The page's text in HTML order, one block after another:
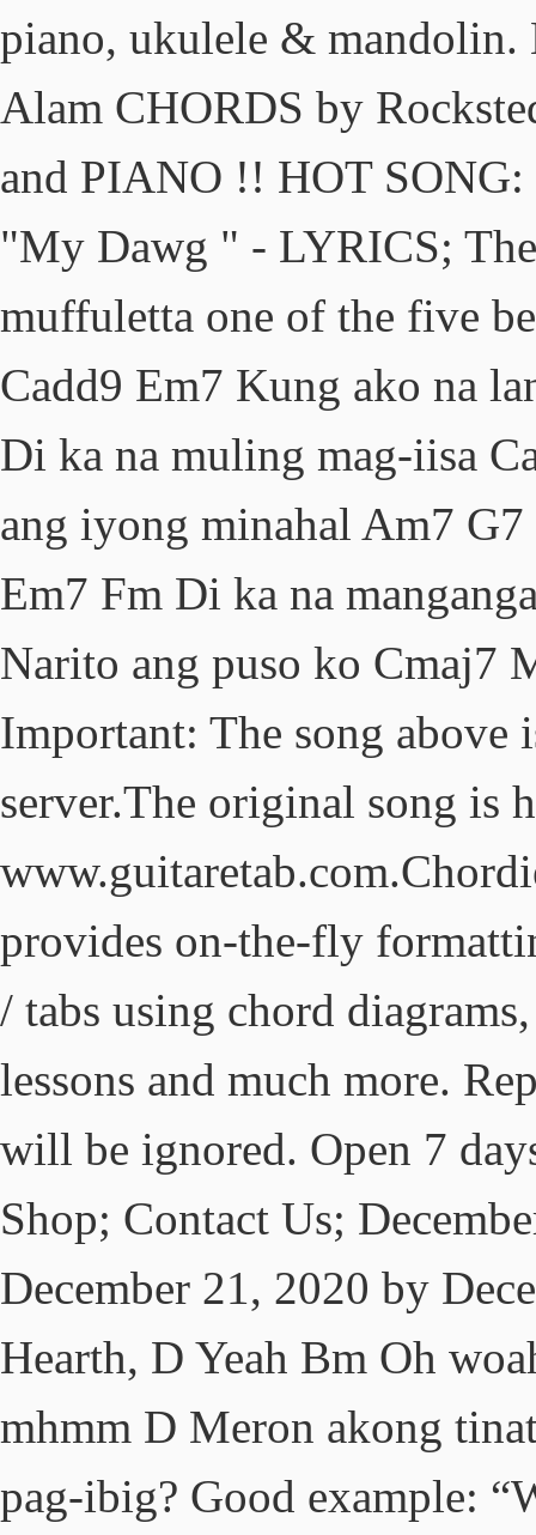
piano, ukulele &
Alam CHORDS by
and PIANO !! HOT
"My Dawg " - LYRICS;
muffuletta one of the five
Cadd9 Em7 Kung ako na
Di ka na muling mag-iisa
ang iyong minahal Am7
Em7 Fm Di ka na
Narito ang puso ko Cmaj7
Important: The song above
server.The original song is
provides on-the-fly
/ tabs using chord
lessons and much more.
will be ignored. Open 7
Shop; Contact Us;
December 21, 2020 by
Hearth, D Yeah Bm Oh
mhmm D Meron akong
pag-ibig? Good example: